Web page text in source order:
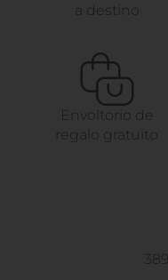
a destino
Envoltorio de
regalo gratuito